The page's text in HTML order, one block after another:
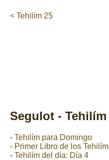
< Tehilím 25
Segulot - Tehilím
- Tehilím para Domingo
- Primer Libro de los Tehilím
- Tehilím del día: Día 4